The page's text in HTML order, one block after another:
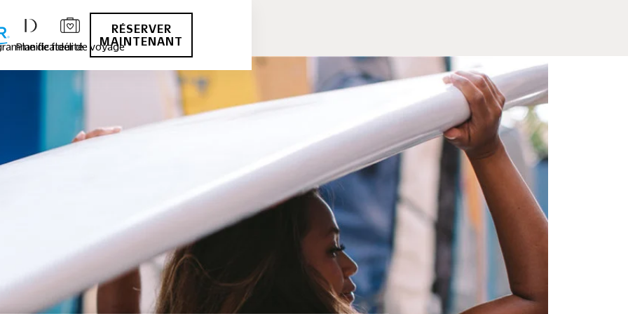
de fidélité
Planificateur de voyage
RÉSERVER
MAINTENANT